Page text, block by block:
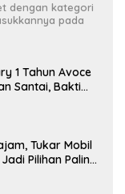
dengan kategori
pada
1 Tahun Avoce
Santai, Bakti
Tukar Mobil
Pilihan Paling